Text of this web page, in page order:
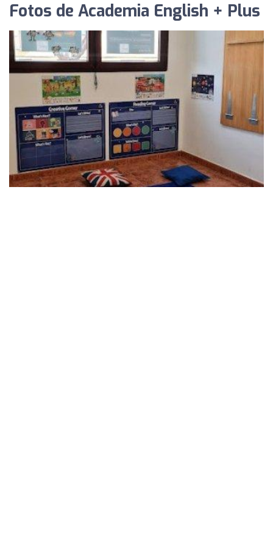
Fotos de Academia English + Plus